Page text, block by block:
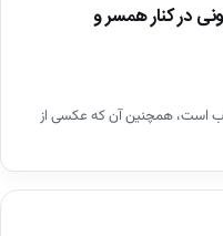
در کنار همسر و
است، همچنین آن که عکسی از